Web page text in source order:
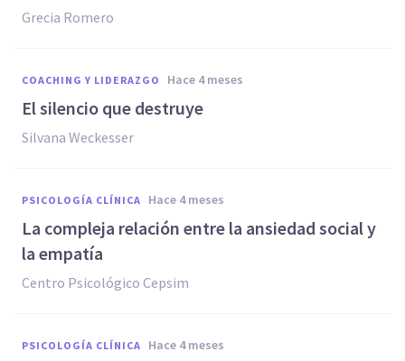
Grecia Romero
COACHING Y LIDERAZGO hace 4 meses
El silencio que destruye
Silvana Weckesser
PSICOLOGÍA CLÍNICA hace 4 meses
La compleja relación entre la ansiedad social y
la empatía
Centro Psicológico Cepsim
PSICOLOGÍA CLÍNICA hace 4 meses